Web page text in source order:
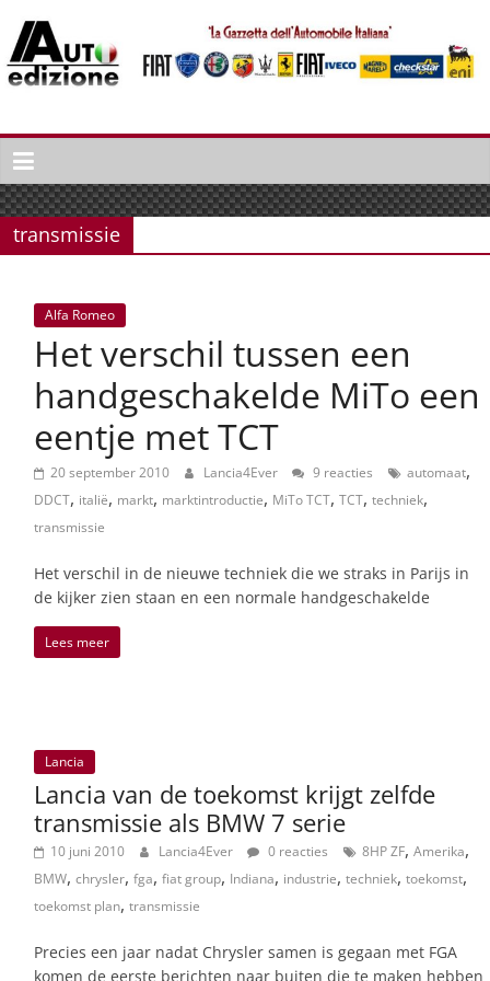
naar
inhoud
Auto
Edizione
La
Gazetta
dell'Automobile
Italiaans
autonieuws
lifestyle
transmissie
Alfa Romeo
Het verschil tussen een
handgeschakelde MiTo een
eentje met TCT
20 september 2010 Lancia4Ever 9 reacties automaat,
DDCT, italië, markt, marktintroductie, MiTo TCT, TCT, techniek,
transmissie
Het verschil in de nieuwe techniek die we straks in Parijs in
de kijker zien staan en een normale handgeschakelde
Lees meer
Lancia
Lancia van de toekomst krijgt zelfde
transmissie als BMW 7 serie
10 juni 2010 Lancia4Ever 0 reacties 8HP ZF, Amerika,
BMW, chrysler, fga, fiat group, Indiana, industrie, techniek, toekomst,
toekomst plan, transmissie
Precies een jaar nadat Chrysler samen is gegaan met FGA
komen de eerste berichten naar buiten die te maken hebben